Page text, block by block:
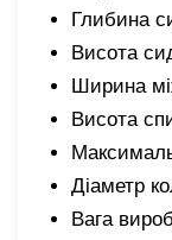
Глибина
Висота
Ширина
Висота
Діаметр
Вага